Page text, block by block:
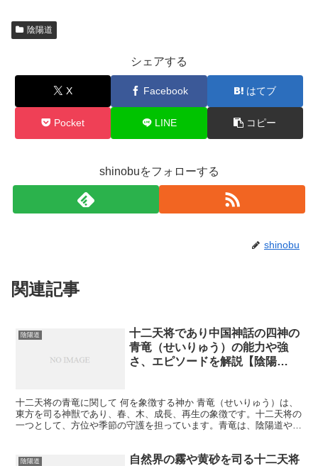
陰陽道
シェアする
X Facebook はてブ
Pocket LINE コピー
shinobuをフォローする
shinobu
関連記事
陰陽道
十二天将であり中国神話の四神の
青竜（せいりゅう）の能力や強
さ、エピソードを解説【陰陽
十二天将の青竜に関して 何を象徴する神か 青竜（せいりゅう）は、
東方を司る神獣であり、春、木、成長、再生の象徴です。十二天将の
一つとして、方位や季節の守護を担っています。青竜は、陰陽道や中
陰陽道
自然界の霧や黄砂を司る十二天将